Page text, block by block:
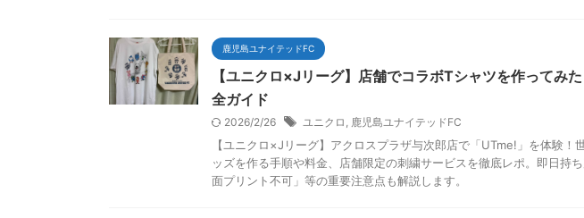
鹿児島ユナイテッドFC
【ユニクロ×Jリーグ】店舗でコラボTシャツを作ってみ
全ガイド
2026/2/26 ユニクロ 鹿児島ユナイテッドFC
【ユニクロ×Jリーグ】アクロスプラザ与次郎店で「UTme!」を体験
ッズを作る手順や料金、店舗限定の刺繍サービスを徹底レポ。即日持
面プリント不可」等の重要注意点も解説します。